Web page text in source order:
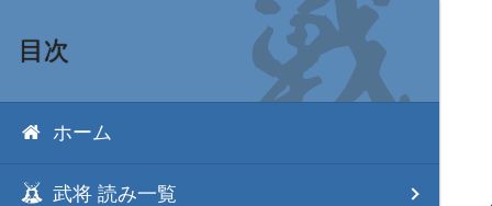
目次
ホーム
武将 読み一覧